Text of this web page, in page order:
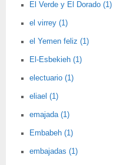
El Verde y El Dorado (1)
el virrey (1)
el Yemen feliz (1)
El-Esbekieh (1)
electuario (1)
eliael (1)
emajada (1)
Embabeh (1)
embajadas (1)